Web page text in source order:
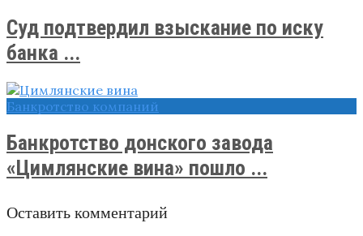
Суд подтвердил взыскание по иску
банка ...
Банкротство компаний
Банкротство донского завода
«Цимлянские вина» пошло ...
Оставить комментарий